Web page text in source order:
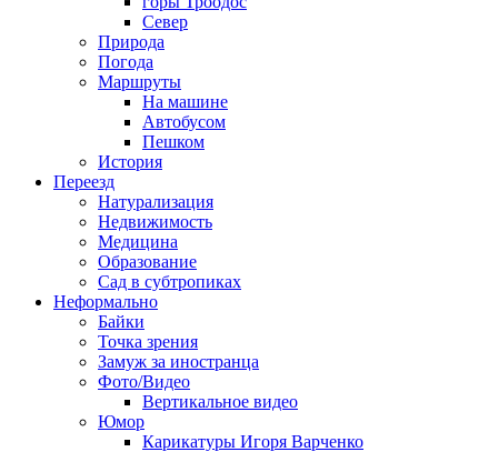
Север
Природа
Погода
Маршруты
На машине
Автобусом
Пешком
История
Переезд
Натурализация
Недвижимость
Медицина
Образование
Сад в субтропиках
Неформально
Байки
Точка зрения
Замуж за иностранца
Фото/Видео
Вертикальное видео
Юмор
Карикатуры Игоря Варченко